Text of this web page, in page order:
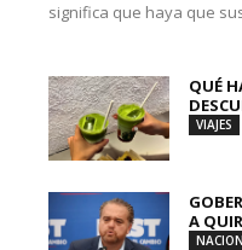
significa que haya que
QUÉ
VIAJES
A